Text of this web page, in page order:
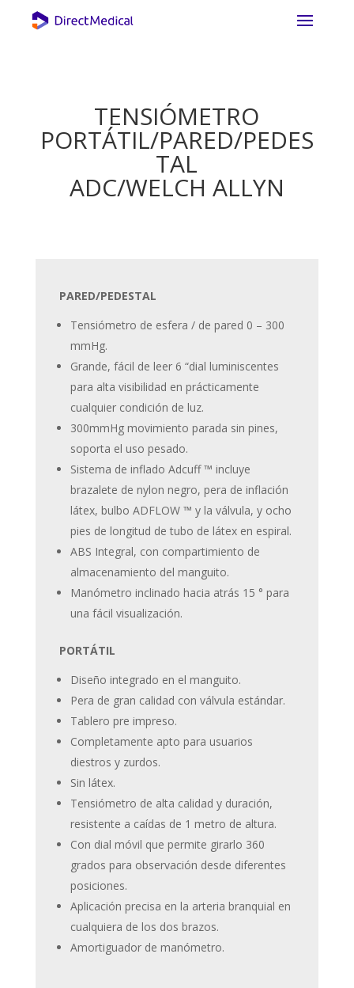
TENSIÓMETRO
PORTÁTIL/PARED/PEDES
TAL
ADC/WELCH ALLYN
PARED/PEDESTAL
Tensiómetro de esfera / de pared 0 – 300
mmHg.
Grande, fácil de leer 6 “dial luminiscentes
para alta visibilidad en prácticamente
cualquier condición de luz.
300mmHg movimiento parada sin pines,
soporta el uso pesado.
Sistema de inflado Adcuff ™ incluye
brazalete de nylon negro, pera de inflación
látex, bulbo ADFLOW ™ y la válvula, y ocho
pies de longitud de tubo de látex en espiral.
ABS Integral, con compartimiento de
almacenamiento del manguito.
Manómetro inclinado hacia atrás 15 ° para
una fácil visualización.
PORTÁTIL
Diseño integrado en el manguito.
Pera de gran calidad con válvula estándar.
Tablero pre impreso.
Completamente apto para usuarios
diestros y zurdos.
Sin látex.
Tensiómetro de alta calidad y duración,
resistente a caídas de 1 metro de altura.
Con dial móvil que permite girarlo 360
grados para observación desde diferentes
posiciones.
Aplicación precisa en la arteria branquial en
cualquiera de los dos brazos.
Amortiguador de manómetro.